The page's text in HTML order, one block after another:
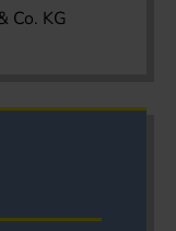
Co. KG